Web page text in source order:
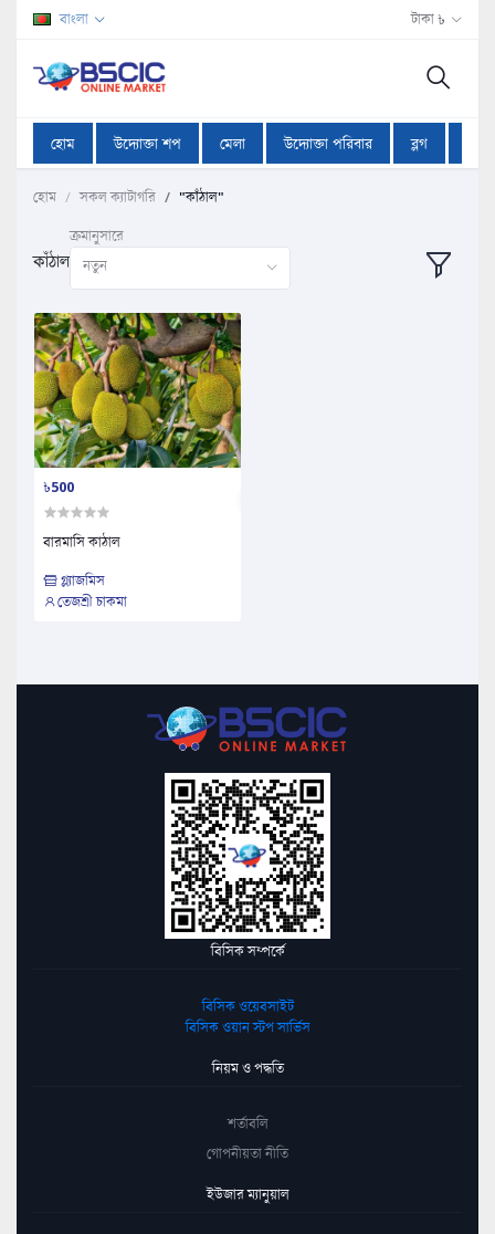
বাংলা টাকা ৳
হোম উদ্যোক্তা শপ মেলা উদ্যোক্তা পরিবার ব্লগ
হোম সকল ক্যাটাগরি "কাঁঠাল"
কাঁঠাল
ক্রমানুসারে
নতুন
৳500
বারমাসি কাঠাল
গ্ল্যাজমিস
তেজশ্রী চাকমা
বিসিক সম্পর্কে
বিসিক ওয়েবসাইট
বিসিক ওয়ান স্টপ সার্ভিস
নিয়ম ও পদ্ধতি
শর্তাবলি
গোপনীয়তা নীতি
ইউজার ম্যানুয়াল